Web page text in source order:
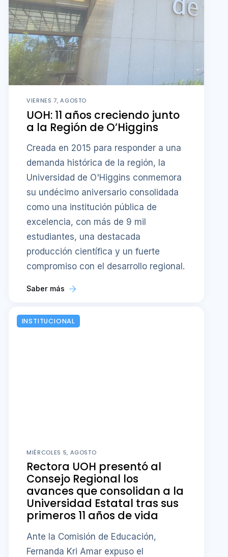
VIERNES 7, AGOSTO
UOH: 11 años creciendo junto
a la Región de O’Higgins
Creada en 2015 para responder a una
demanda histórica de la región, la
Universidad de O'Higgins conmemora
su undécimo aniversario consolidada
como una institución pública de
excelencia, con más de 9 mil
estudiantes, una destacada
producción científica y un fuerte
compromiso con el desarrollo regional.
Saber más
INSTITUCIONAL
MIÉRCOLES 5, AGOSTO
Rectora UOH presentó al
Consejo Regional los
avances que consolidan a la
Universidad Estatal tras sus
primeros 11 años de vida
Ante la Comisión de Educación,
Fernanda Kri Amar expuso el